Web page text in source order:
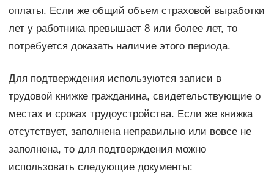
оплаты. Если же общий объем страховой выработки
лет у работника превышает 8 или более лет, то
потребуется доказать наличие этого периода.
Для подтверждения используются записи в
трудовой книжке гражданина, свидетельствующие о
местах и сроках трудоустройства. Если же книжка
отсутствует, заполнена неправильно или вовсе не
заполнена, то для подтверждения можно
использовать следующие документы: